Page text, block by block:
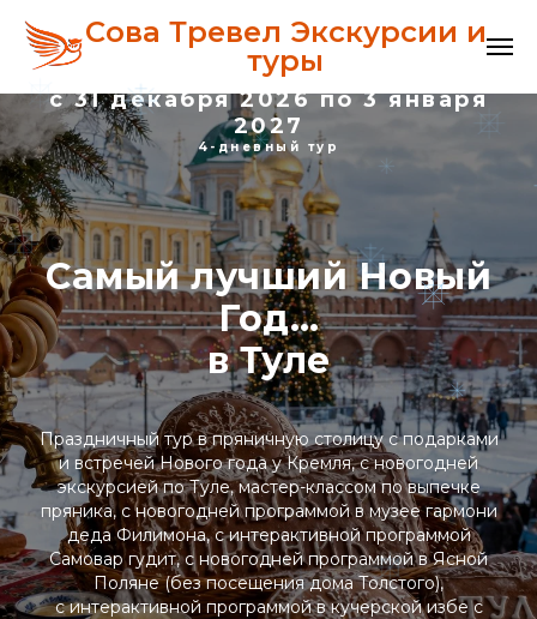
Сова Тревел Экскурсии и
туры
с 31 декабря 2026 по 3 января
2027
4-дневный тур
Самый лучший Новый
Год…
в Туле
Праздничный тур в пряничную столицу с подарками
и встречей Нового года у Кремля, с новогодней
экскурсией по Туле, мастер-классом по выпечке
пряника, с новогодней программой в музее гармони
деда Филимона, с интерактивной программой
Самовар гудит, с новогодней программой в Ясной
Поляне (без посещения дома Толстого),
с интерактивной программой в кучерской избе с